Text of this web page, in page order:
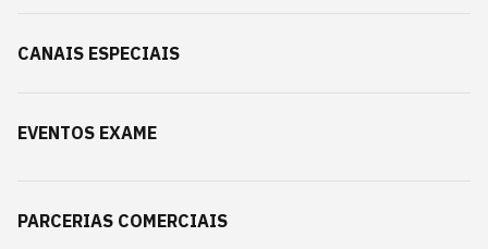
CANAIS ESPECIAIS
EVENTOS EXAME
PARCERIAS COMERCIAIS